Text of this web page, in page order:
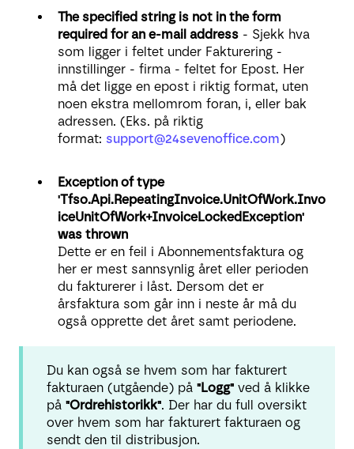
The specified string is not in the form
required for an e-mail address - Sjekk hva
som ligger i feltet under Fakturering -
innstillinger - firma - feltet for Epost. Her
må det ligge en epost i riktig format, uten
noen ekstra mellomrom foran, i, eller bak
adressen. (Eks. på riktig
format: support@24sevenoffice.com)
Exception of type
'Tfso.Api.RepeatingInvoice.UnitOfWork.Invo
iceUnitOfWork+InvoiceLockedException'
was thrown
Dette er en feil i Abonnementsfaktura og
her er mest sannsynlig året eller perioden
du fakturerer i låst. Dersom det er
årsfaktura som går inn i neste år må du
også opprette det året samt periodene.
Du kan også se hvem som har fakturert
fakturaen (utgående) på "Logg" ved å klikke
på "Ordrehistorikk". Der har du full oversikt
over hvem som har fakturert fakturaen og
sendt den til distribusjon.